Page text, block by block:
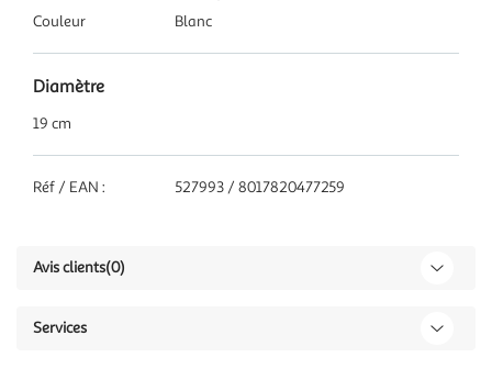
Couleur
Blanc
Diamètre
19 cm
Réf / EAN : 527993 / 8017820477259
Avis clients(0)
Services